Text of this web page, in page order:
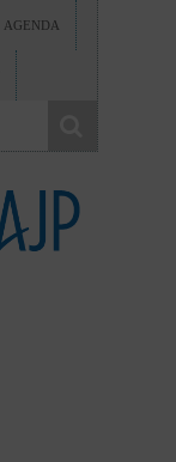
AGENDA